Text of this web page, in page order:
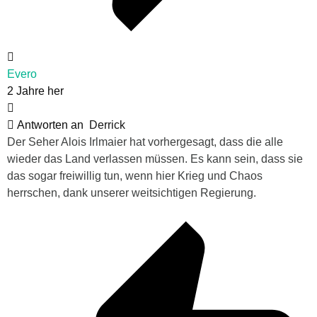
Evero
2 Jahre her
Antworten an
Derrick
Der Seher Alois Irlmaier hat vorhergesagt, dass die alle
wieder das Land verlassen müssen. Es kann sein, dass sie
das sogar freiwillig tun, wenn hier Krieg und Chaos
herrschen, dank unserer weitsichtigen Regierung.